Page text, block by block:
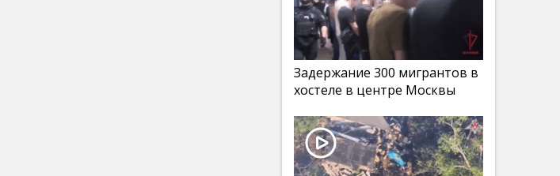
Задержание 300 мигрантов в
хостеле в центре Москвы